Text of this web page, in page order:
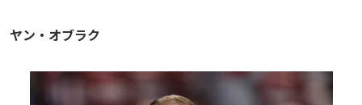
ヤン・オブラク